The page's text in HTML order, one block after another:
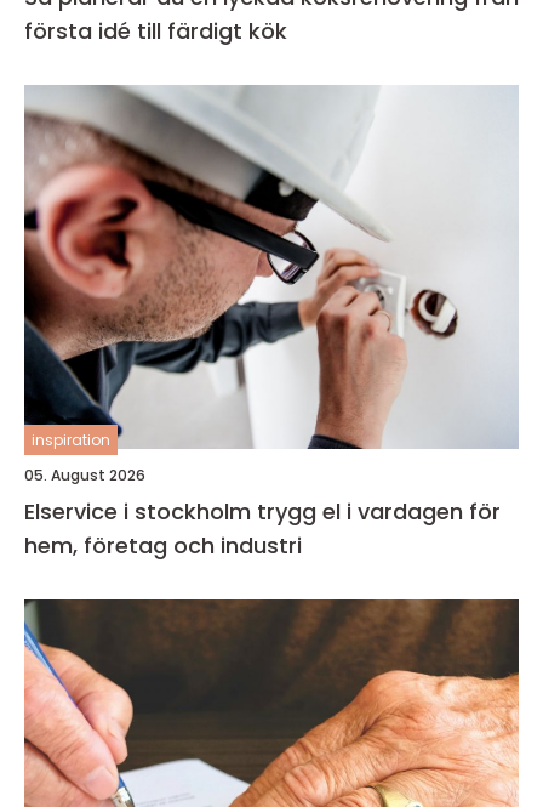
första idé till färdigt kök
inspiration
05. August 2026
Elservice i stockholm trygg el i vardagen för
hem, företag och industri